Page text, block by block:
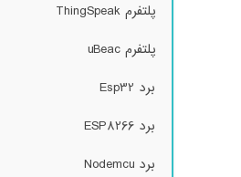
پلتفرم ThingSpeak
پلتفرم uBeac
برد Esp32
برد ESP8266
برد Nodemcu